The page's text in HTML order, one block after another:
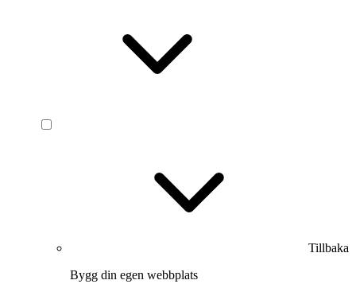
Tillbaka
Bygg din egen webbplats